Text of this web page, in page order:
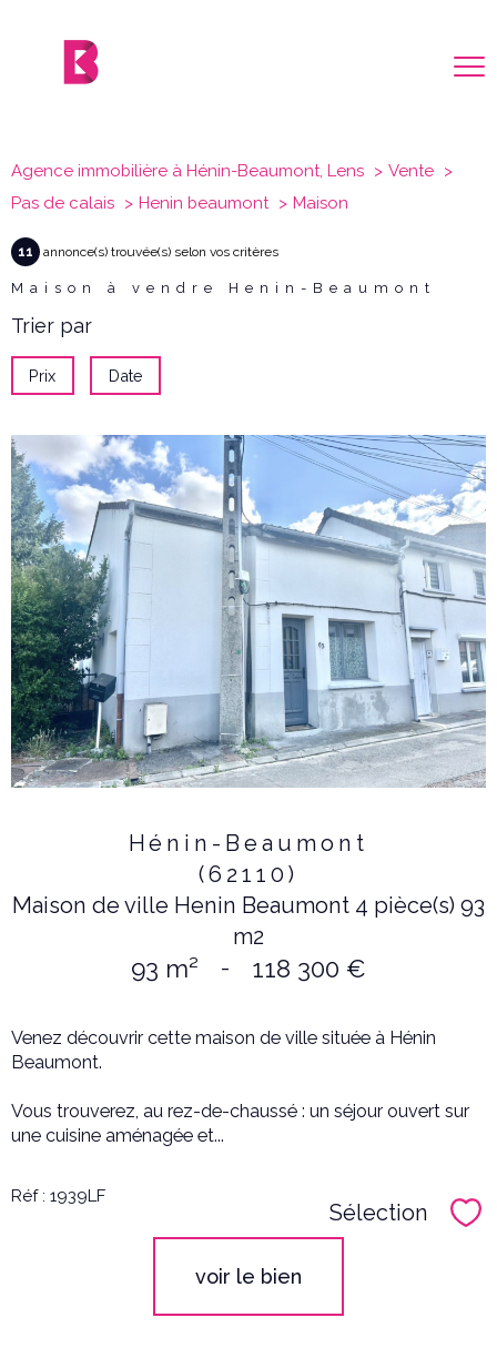
Agence immobilière à Hénin-Beaumont, Lens
Vente
Pas de calais
Henin beaumont Maison
11 annonce(s) trouvée(s) selon vos critères
Maison à vendre Henin-Beaumont
Trier par
Prix Date
Hénin-Beaumont
(62110)
Maison de ville Henin Beaumont 4 pièce(s) 93
m2
93 m² - 118 300 €
Venez découvrir cette maison de ville située à Hénin
Beaumont.
Vous trouverez, au rez-de-chaussé : un séjour ouvert sur
une cuisine aménagée et...
Réf : 1939LF
Sélection
voir le bien